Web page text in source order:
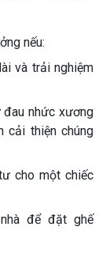
nếu:
và trải nghiệm
nhức xương
cải thiện chúng
cho một chiếc
để đặt ghế